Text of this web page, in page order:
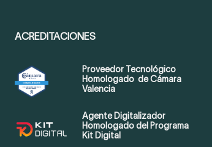
ACREDITACIONES
Proveedor Tecnológico
Homologado de Cámara
Valencia
Agente Digitalizador
Homologado del Programa
Kit Digital